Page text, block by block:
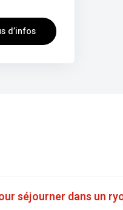
d’infos
séjourner dans un